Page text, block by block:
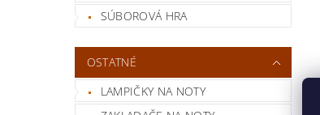
SÚBOROVÁ HRA
OSTATNÉ
LAMPIČKY NA NOTY